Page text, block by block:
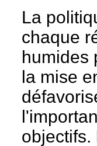
La
chaque
humides
la mise